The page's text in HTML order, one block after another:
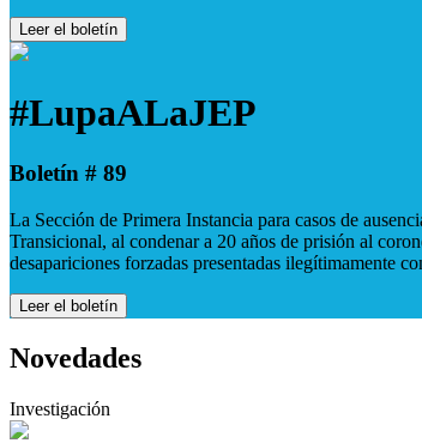
Leer el boletín
#LupaALaJEP
Boletín # 89
La Sección de Primera Instancia para casos de
Transicional, al condenar a 20 años de prisión al
desapariciones forzadas presentadas ilegítimamente
Leer el boletín
Novedades
Investigación